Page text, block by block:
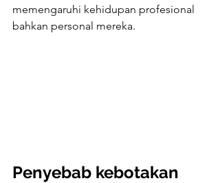
memengaruhi kehidupan profesional
bahkan personal mereka.
Penyebab kebotakan